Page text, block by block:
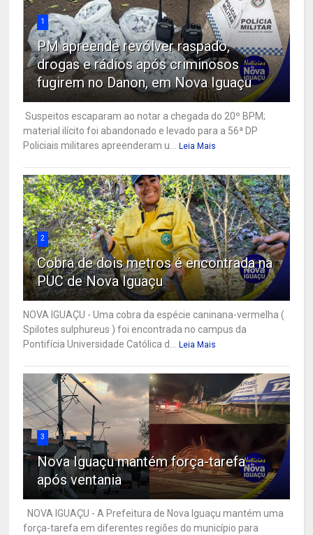
1
PM apreende revólver raspado,
drogas e rádios após criminosos
fugirem no Danon, em Nova Iguaçu
Suspeitos escaparam ao notar a chegada do 20º BPM;
material ilícito foi abandonado e levado para a 56ª DP
Policiais militares apreenderam u...
Leia Mais
2
Cobra de dois metros é encontrada na
PUC de Nova Iguaçu
NOVA IGUAÇU - Uma cobra da espécie caninana-vermelha (
Spilotes sulphureus ) foi encontrada no campus da
Pontifícia Universidade Católica d...
Leia Mais
3
Nova Iguaçu mantém força-tarefa
após ventania
NOVA IGUAÇU - A Prefeitura de Nova Iguaçu mantém uma
força-tarefa em diferentes regiões do município para